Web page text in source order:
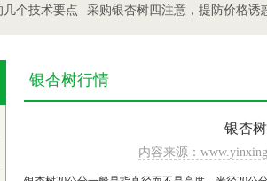
个技术要点 采购银杏树四注意，提防价格诱惑，靠
银杏树行情
银杏
内容来源：